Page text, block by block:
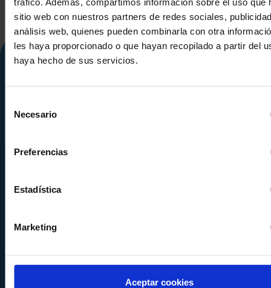
sitio web con nuestros partners de redes sociales,
análisis web, quienes pueden combinarla con otra
les haya proporcionado o que hayan recopilado a partir del
haya hecho de sus servicios.
Necesario
Preferencias
Estadística
Marketing
Aceptar cookies